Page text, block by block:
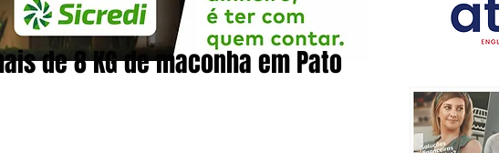
de 8 KG de maconha em Pato